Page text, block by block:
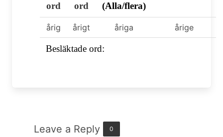
ord
ord
(Alla/flera)
årig årigt åriga årige
Besläktade ord:
Leave a Reply 0